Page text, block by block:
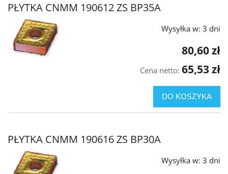
PŁYTKA CNMM 190612 ZS BP35A
Wysyłka w: 3 dni
80,60 zł
Cena netto: 65,53 zł
DO KOSZYKA
PŁYTKA CNMM 190616 ZS BP30A
Wysyłka w: 3 dni